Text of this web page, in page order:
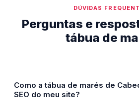
DÚVIDAS
Perguntas e
tábua de
Como a tábua de marés de
SEO do meu site?